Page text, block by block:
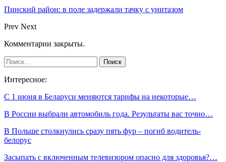
Пинский район: в поле задержали тачку с унитазом
Prev Next
Комментарии закрыты.
Интересное:
С 1 июня в Беларуси меняются тарифы на некоторые…
В России выбрали автомобиль года. Результаты вас точно…
В Польше столкнулись сразу пять фур – погиб водитель-
белорус
Засыпать с включенным телевизором опасно для здоровья?…